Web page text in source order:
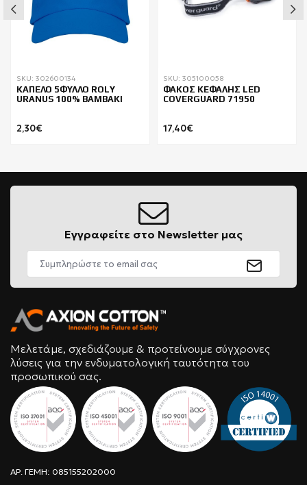
SKU: 302600134
ΚΑΠΕΛΟ 5ΦΥΛΛΟ ROLY
URANUS 100% BAMBAKI
2,30€
SKU: 305100058
ΦΑΚΟΣ ΚΕΦΑΛΗΣ LED
COVERGUARD 71950
17,40€
Εγγραφείτε στο Newsletter μας
Μελετάμε, σχεδιάζουμε & προτείνουμε σύγχρονες
λύσεις για την ενδυματολογική ταυτότητα του
προσωπικού σας.
ΑΡ. ΓΕΜΗ: 085155202000